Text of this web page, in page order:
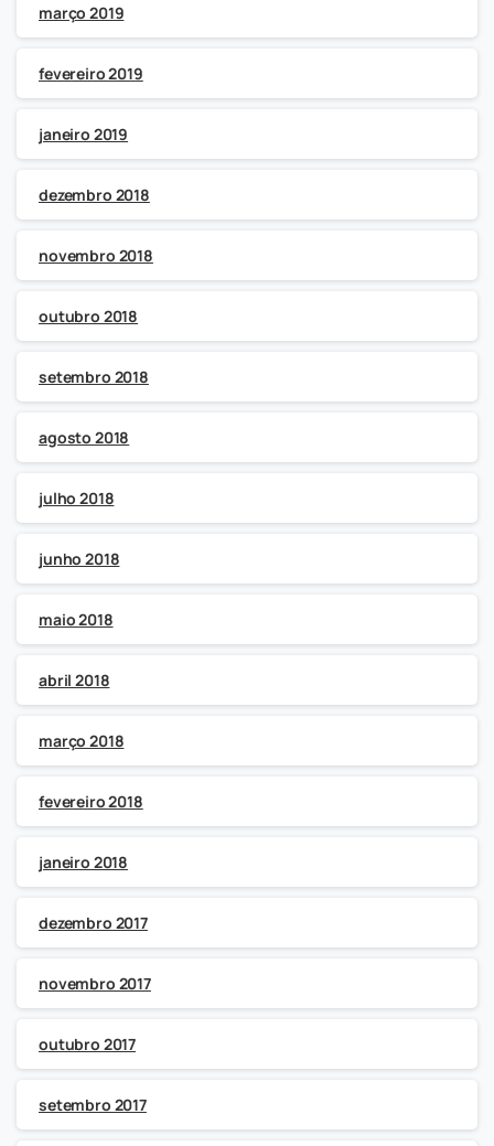
março 2019
fevereiro 2019
janeiro 2019
dezembro 2018
novembro 2018
outubro 2018
setembro 2018
agosto 2018
julho 2018
junho 2018
maio 2018
abril 2018
março 2018
fevereiro 2018
janeiro 2018
dezembro 2017
novembro 2017
outubro 2017
setembro 2017